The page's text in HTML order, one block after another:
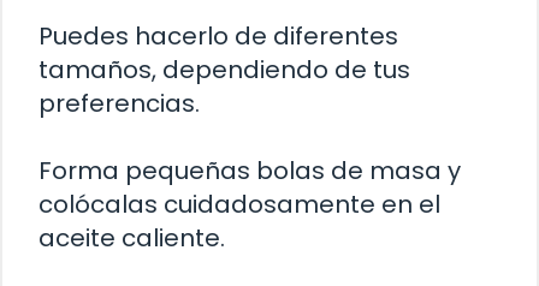
Puedes hacerlo de diferentes
tamaños, dependiendo de tus
preferencias.
Forma pequeñas bolas de masa y
colócalas cuidadosamente en el
aceite caliente.